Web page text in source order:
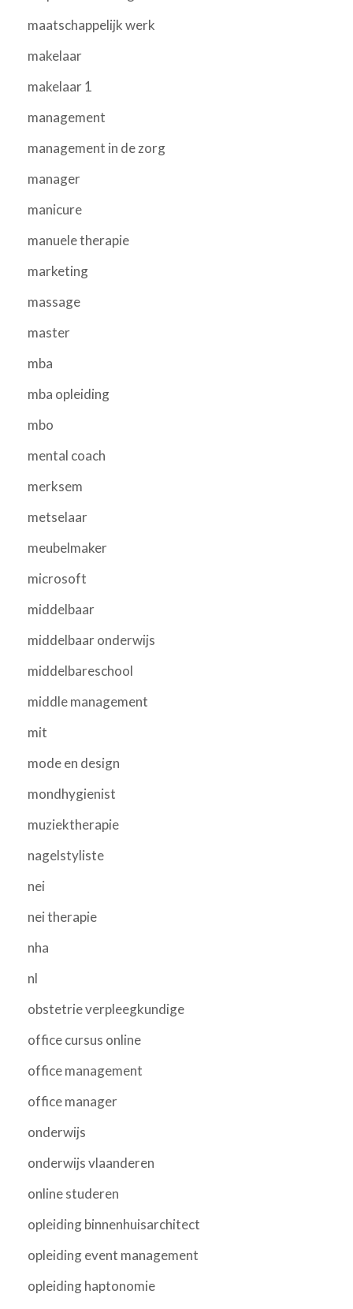
maatschappelijk werk
makelaar
makelaar 1
management
management in de zorg
manager
manicure
manuele therapie
marketing
massage
master
mba
mba opleiding
mbo
mental coach
merksem
metselaar
meubelmaker
microsoft
middelbaar
middelbaar onderwijs
middelbareschool
middle management
mit
mode en design
mondhygienist
muziektherapie
nagelstyliste
nei
nei therapie
nha
nl
obstetrie verpleegkundige
office cursus online
office management
office manager
onderwijs
onderwijs vlaanderen
online studeren
opleiding binnenhuisarchitect
opleiding event management
opleiding haptonomie